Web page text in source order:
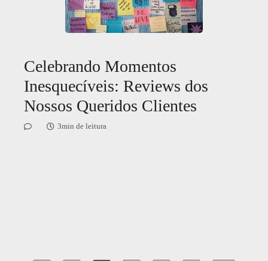
Celebrando Momentos
Inesquecíveis: Reviews dos
Nossos Queridos Clientes
3min de leitura